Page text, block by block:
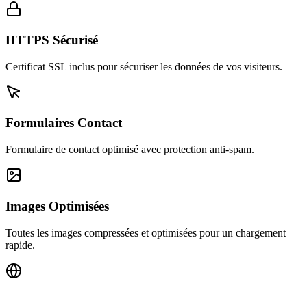
HTTPS Sécurisé
Certificat SSL inclus pour sécuriser les données de vos visiteurs.
Formulaires Contact
Formulaire de contact optimisé avec protection anti-spam.
Images Optimisées
Toutes les images compressées et optimisées pour un chargement
rapide.